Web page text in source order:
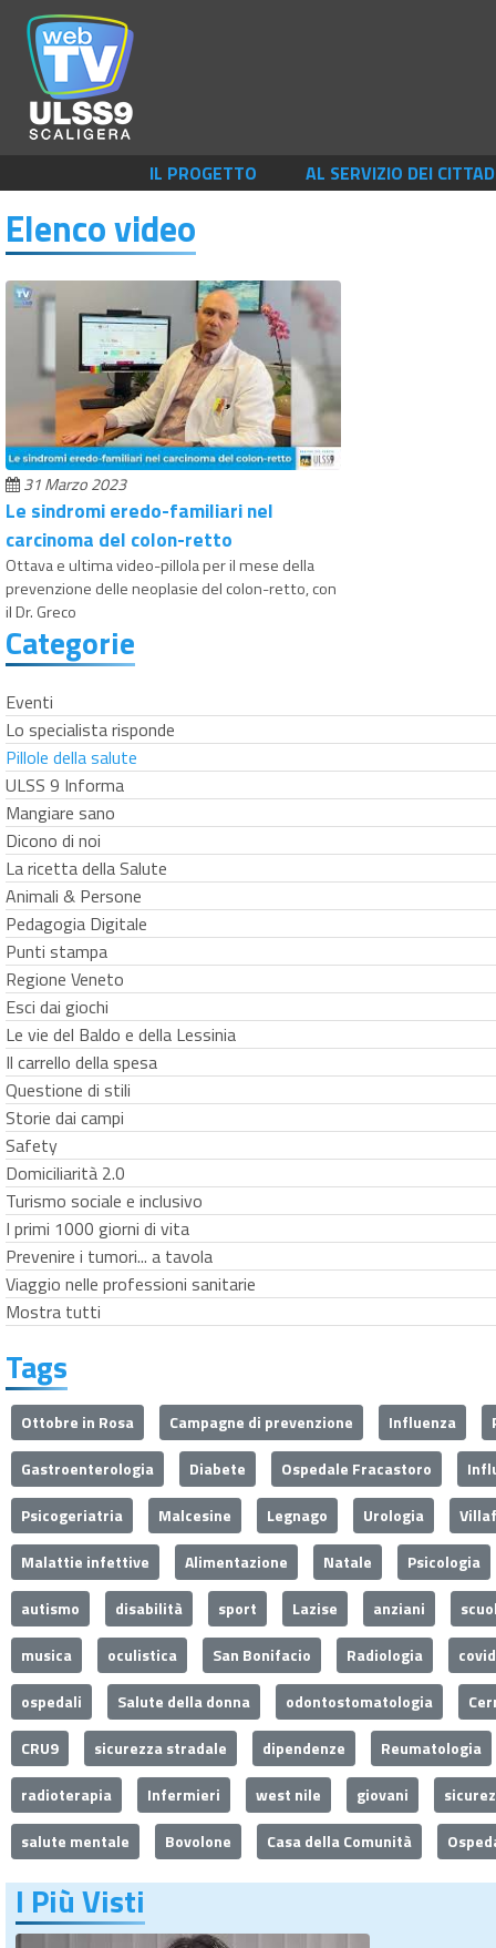
IL PROGETTO AL SERVIZIO DEI
Elenco video
31 Marzo 2023
Le sindromi eredo-familiari nel
carcinoma del colon-retto
Ottava e ultima video-pillola per il mese della
prevenzione delle neoplasie del colon-retto, con
il Dr. Greco
Categorie
Eventi
Lo specialista risponde
Pillole della salute
ULSS 9 Informa
Mangiare sano
Dicono di noi
La ricetta della Salute
Animali & Persone
Pedagogia Digitale
Punti stampa
Regione Veneto
Esci dai giochi
Le vie del Baldo e della Lessinia
Il carrello della spesa
Questione di stili
Storie dai campi
Safety
Domiciliarità 2.0
Turismo sociale e inclusivo
I primi 1000 giorni di vita
Prevenire i tumori... a tavola
Viaggio nelle professioni sanitarie
Mostra tutti
Tags
Ottobre in Rosa Campagne di prevenzione Influenza
Gastroenterologia
Diabete Ospedale Fracastoro
Psicogeriatria
Malcesine Legnago Urologia
Malattie infettive
Alimentazione Natale
Psicologia
autismo
disabilità sport Lazise anziani
musica
oculistica San Bonifacio Radiologia
ospedali
Salute della donna odontostomatologia
CRU9
sicurezza stradale dipendenze
Reumatologia
radioterapia
Infermieri west nile giovani
salute mentale
Bovolone Casa della Comunità
I Più Visti